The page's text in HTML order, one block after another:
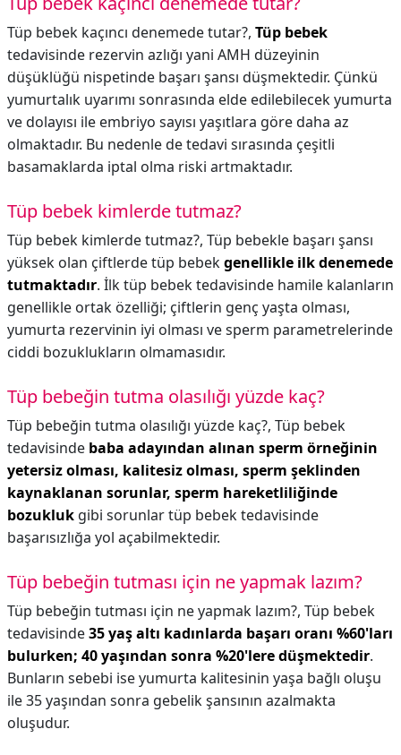
Tüp bebek kaçıncı denemede tutar?, Tüp bebek
tedavisinde rezervin azlığı yani AMH düzeyinin
düşüklüğü nispetinde başarı şansı düşmektedir. Çünkü
yumurtalık uyarımı sonrasında elde edilebilecek yumurta
ve dolayısı ile embriyo sayısı yaşıtlara göre daha az
olmaktadır. Bu nedenle de tedavi sırasında çeşitli
basamaklarda iptal olma riski artmaktadır.
Tüp bebek kimlerde tutmaz?
Tüp bebek kimlerde tutmaz?, Tüp bebekle başarı şansı
yüksek olan çiftlerde tüp bebekgenellikle ilk denemede
tutmaktadır. İlk tüp bebek tedavisinde hamile kalanların
genellikle ortak özelliği; çiftlerin genç yaşta olması,
yumurta rezervinin iyi olması ve sperm parametrelerinde
ciddi bozuklukların olmamasıdır.
Tüp bebeğin tutma olasılığı yüzde kaç?
Tüp bebeğin tutma olasılığı yüzde kaç?, Tüp bebek
tedavisinde baba adayından alınan sperm örneğinin
yetersiz olması, kalitesiz olması, sperm şeklinden
kaynaklanan sorunlar, sperm hareketliliğinde
bozukluk gibi sorunlar tüp bebek tedavisinde
başarısızlığa yol açabilmektedir.
Tüp bebeğin tutması için ne yapmak lazım?
Tüp bebeğin tutması için ne yapmak lazım?, Tüp bebek
tedavisinde35 yaş altı kadınlarda başarı oranı %60'ları
bulurken; 40 yaşından sonra %20'lere düşmektedir.
Bunların sebebi ise yumurta kalitesinin yaşa bağlı oluşu
ile 35 yaşından sonra gebelik şansının azalmakta
oluşudur.